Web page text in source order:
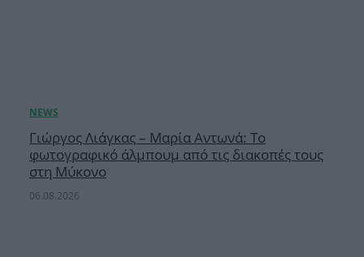
Γιώργος Λιάγκας – Μαρία Αντωνά: Το
φωτογραφικό άλμπουμ από τις διακοπές τους
στη Μύκονο
06.08.2026